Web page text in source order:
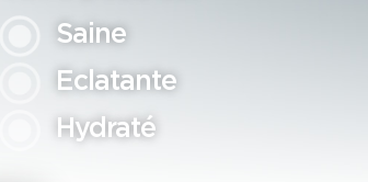
Saine
Eclatante
Hydraté